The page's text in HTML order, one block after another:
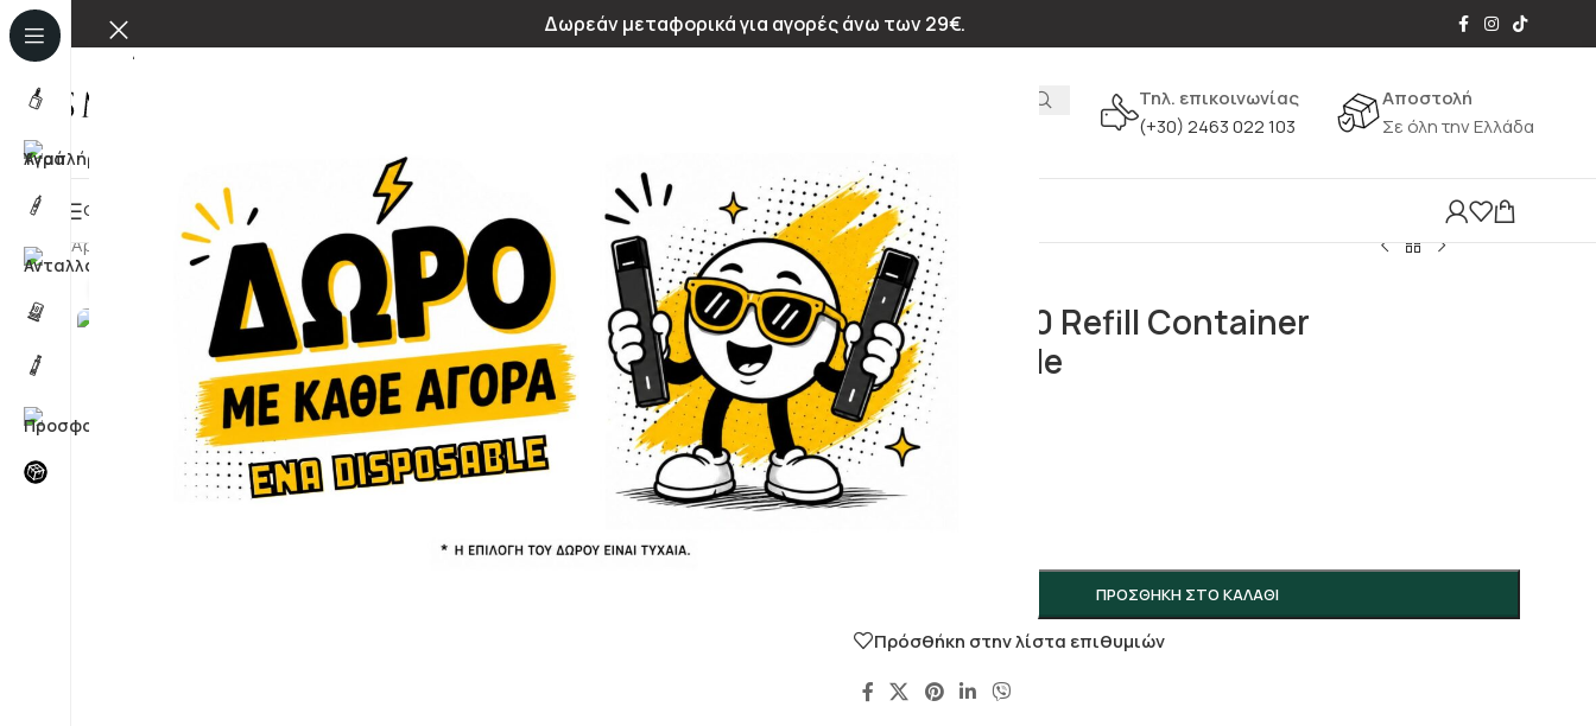
Δωρεάν μεταφορικά για αγορές άνω των 29€.
Τηλ. επικοινωνίας
(+30) 2463 022 103
Αποστολή
Σε όλη την Ελλάδα
ΌΛΕΣ ΟΙ ΚΑΤΗΓΟΡΊΕΣ HOMEΚΑΤΆΣΤΗΜΑ
Αρχική σελίδα/Μιας Χρήσης & Κάψουλες Κάψουλες/Elfbar 10000 Refill Container Double Apple
Κλικ για μεγέθυνση
Elfbar 10000 Refill Container
Double Apple
7,00
Μήλο
ΠΡΟΣΘΉΚΗ ΣΤΟ ΚΑΛΆΘΙ
Πρόσθήκη στην λίστα επιθυμιών